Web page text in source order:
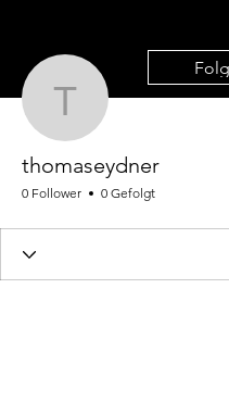
thomaseydner
0 Follower 0 Gefolgt